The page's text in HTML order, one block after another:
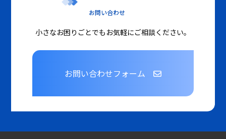
お問い合わせ
小さなお困りごとでもお気軽にご相談ください。
お問い合わせフォーム